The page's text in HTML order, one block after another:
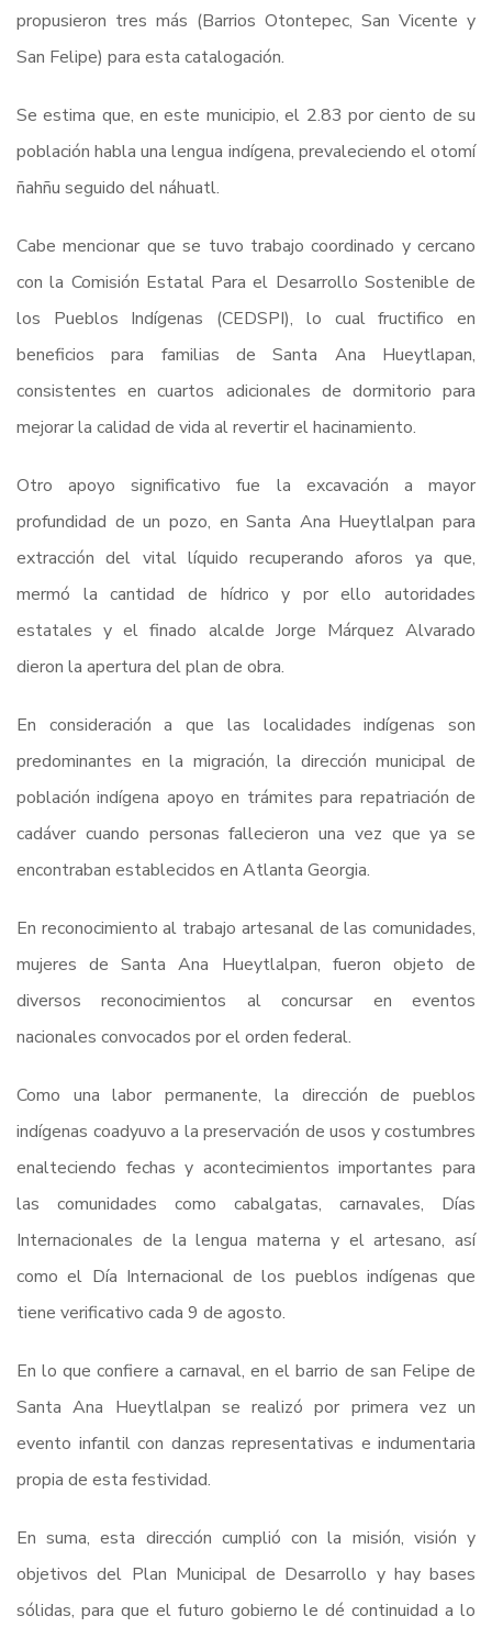
propusieron tres más (Barrios Otontepec, San Vicente y
San Felipe) para esta catalogación.
Se estima que, en este municipio, el 2.83 por ciento de su
población habla una lengua indígena, prevaleciendo el otomí
ñahñu seguido del náhuatl.
Cabe mencionar que se tuvo trabajo coordinado y cercano
con la Comisión Estatal Para el Desarrollo Sostenible de
los Pueblos Indígenas (CEDSPI), lo cual fructifico en
beneficios para familias de Santa Ana Hueytlapan,
consistentes en cuartos adicionales de dormitorio para
mejorar la calidad de vida al revertir el hacinamiento.
Otro apoyo significativo fue la excavación a mayor
profundidad de un pozo, en Santa Ana Hueytlalpan para
extracción del vital líquido recuperando aforos ya que,
mermó la cantidad de hídrico y por ello autoridades
estatales y el finado alcalde Jorge Márquez Alvarado
dieron la apertura del plan de obra.
En consideración a que las localidades indígenas son
predominantes en la migración, la dirección municipal de
población indígena apoyo en trámites para repatriación de
cadáver cuando personas fallecieron una vez que ya se
encontraban establecidos en Atlanta Georgia.
En reconocimiento al trabajo artesanal de las comunidades,
mujeres de Santa Ana Hueytlalpan, fueron objeto de
diversos reconocimientos al concursar en eventos
nacionales convocados por el orden federal.
Como una labor permanente, la dirección de pueblos
indígenas coadyuvo a la preservación de usos y costumbres
enalteciendo fechas y acontecimientos importantes para
las comunidades como cabalgatas, carnavales, Días
Internacionales de la lengua materna y el artesano, así
como el Día Internacional de los pueblos indígenas que
tiene verificativo cada 9 de agosto.
En lo que confiere a carnaval, en el barrio de san Felipe de
Santa Ana Hueytlalpan se realizó por primera vez un
evento infantil con danzas representativas e indumentaria
propia de esta festividad.
En suma, esta dirección cumplió con la misión, visión y
objetivos del Plan Municipal de Desarrollo y hay bases
sólidas, para que el futuro gobierno le dé continuidad a lo